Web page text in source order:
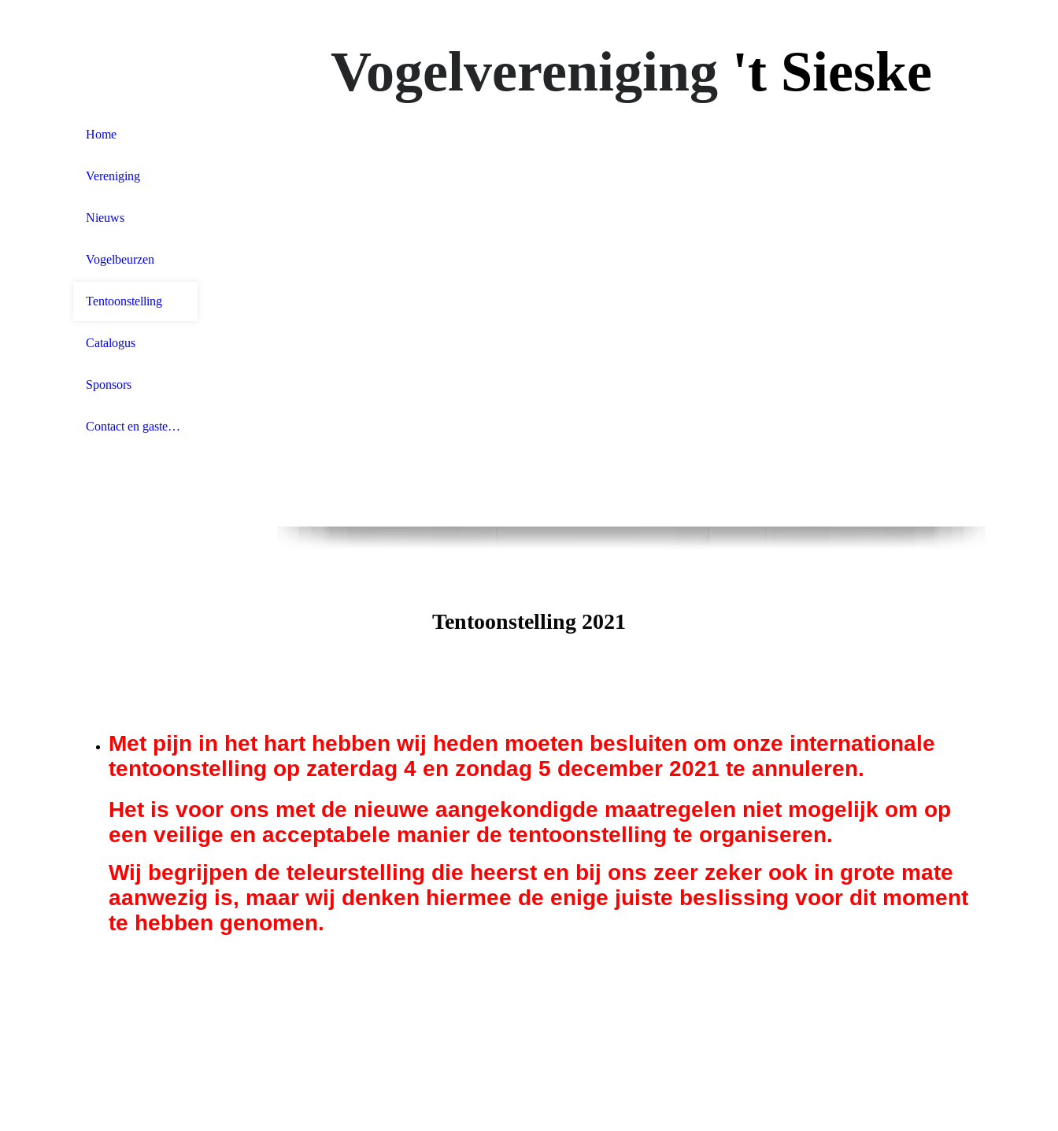
Vogelvereniging 't Sieske
Home
Vereniging
Nieuws
Vogelbeurzen
Tentoonstelling
Catalogus
Sponsors
Contact en gastenboek
Tentoonstelling 2021
Met pijn in het hart hebben wij heden moeten besluiten om onze internationale
tentoonstelling op zaterdag 4 en zondag 5 december 2021 te annuleren.
Het is voor ons met de nieuwe aangekondigde maatregelen niet mogelijk om op
een veilige en acceptabele manier de tentoonstelling te organiseren.
Wij begrijpen de teleurstelling die heerst en bij ons zeer zeker ook in grote mate
aanwezig is, maar wij denken hiermee de enige juiste beslissing voor dit moment
te hebben genomen.